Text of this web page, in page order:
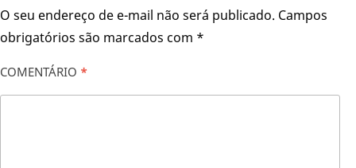
O seu endereço de e-mail não será publicado. Campos
obrigatórios são marcados com *
COMENTÁRIO *